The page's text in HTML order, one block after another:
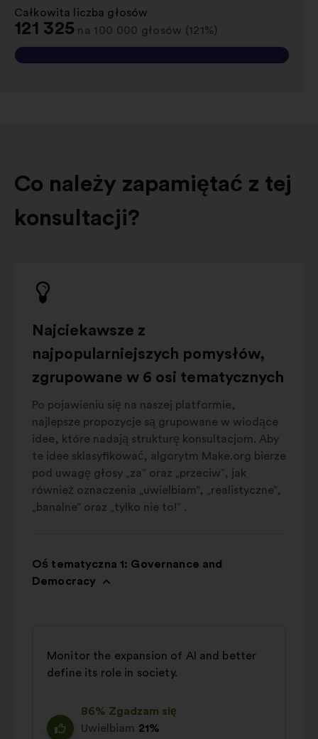
Całkowita liczba głosów
:
121 325 na 100 000 głosów (121%)
Co należy zapamiętać z tej
konsultacji?
Najciekawsze z
najpopularniejszych pomysłów,
zgrupowane w 6 osi tematycznych
Po pojawieniu się na naszej platformie,
najlepsze propozycje są grupowane w wiodące
idee, które nadają strukturę konsultacjom. Aby
te idee sklasyfikować, algorytm Make.org bierze
pod uwagę głosy „za” oraz „przeciw”, jak
również oznaczenia „uwielbiam”, „realistyczne”,
„banalne” oraz „tylko nie to!” .
Oś tematyczna 1: Governance and
Democracy
Monitor the expansion of AI and better
define its role in society.
86% Zgadzam się
Uwielbiam 21%